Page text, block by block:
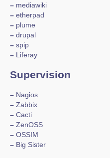
– mediawiki
– etherpad
– plume
– drupal
– spip
– Liferay
Supervision
– Nagios
– Zabbix
– Cacti
– ZenOSS
– OSSIM
– Big Sister